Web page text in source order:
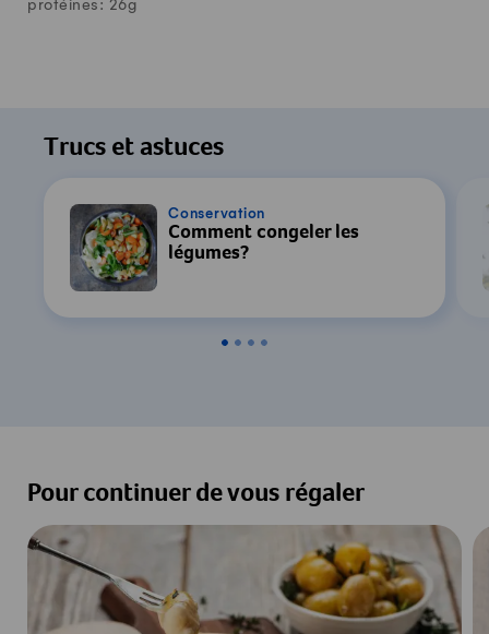
protéines: 26g
Trucs et astuces
Conservation
Comment congeler les
légumes?
Pour continuer de vous régaler